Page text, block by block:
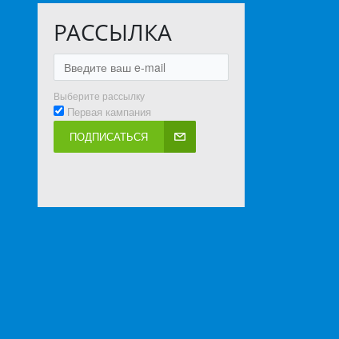
РАССЫЛКА
Выберите рассылку
Первая кампания
ПОДПИСАТЬСЯ